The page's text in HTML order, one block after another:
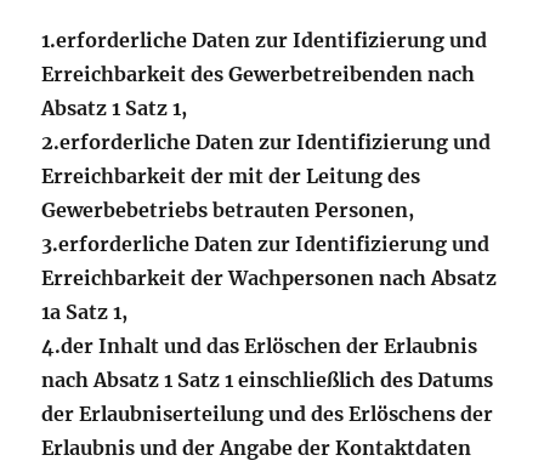
1.erforderliche Daten zur Identifizierung und
Erreichbarkeit des Gewerbetreibenden nach
Absatz 1 Satz 1,
2.erforderliche Daten zur Identifizierung und
Erreichbarkeit der mit der Leitung des
Gewerbebetriebs betrauten Personen,
3.erforderliche Daten zur Identifizierung und
Erreichbarkeit der Wachpersonen nach Absatz
1a Satz 1,
4.der Inhalt und das Erlöschen der Erlaubnis
nach Absatz 1 Satz 1 einschließlich des Datums
der Erlaubniserteilung und des Erlöschens der
Erlaubnis und der Angabe der Kontaktdaten